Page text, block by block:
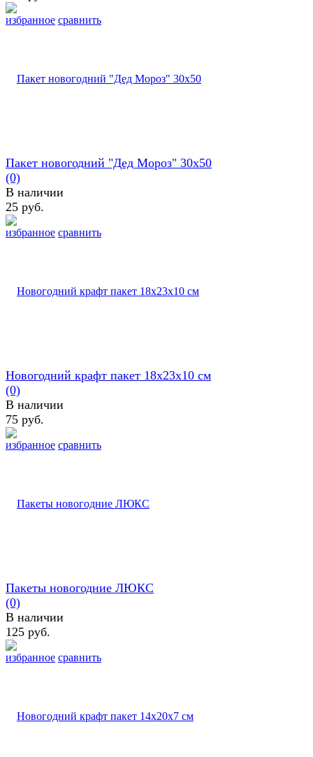
избранное сравнить
избранное сравнить
Пакет новогодний "Дед Мороз" 30х50
(0)
В наличии
25 руб.
избранное сравнить
Новогодний крафт пакет 18х23х10 см
(0)
В наличии
75 руб.
избранное сравнить
Пакеты новогодние ЛЮКС
(0)
В наличии
125 руб.